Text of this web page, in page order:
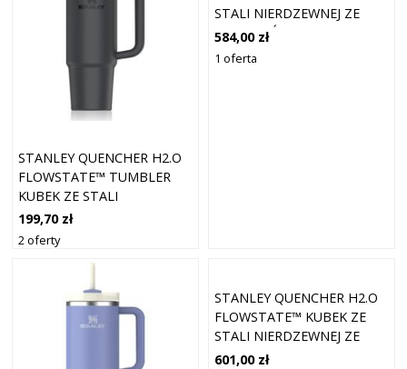
STANLEY QUENCHER H2.O
FLOWSTATE™ TUMBLER
KUBEK ZE STALI
NIERDZEWNEJ ZE SŁOMKĄ
ŚREDNI BLACK 2.0 890 ML
199,70 zł
2 oferty
STALI NIERDZEWNEJ ZE
SŁOMKĄ ŚLIWKOWY 1180
ML
584,00 zł
1 oferta
STANLEY QUENCHER H2.O
FLOWSTATE™ KUBEK ZE
STALI NIERDZEWNEJ ZE
SŁOMKĄ IRIS 1180 ML
601,00 zł